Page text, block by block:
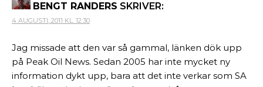
BENGT RANDERS SKRIVER:
4 AUGUSTI, 2011 KL. 12:30
Jag missade att den var så gammal, länken dök upp
på Peak Oil News. Sedan 2005 har inte mycket ny
information dykt upp, bara att det inte verkar som SA